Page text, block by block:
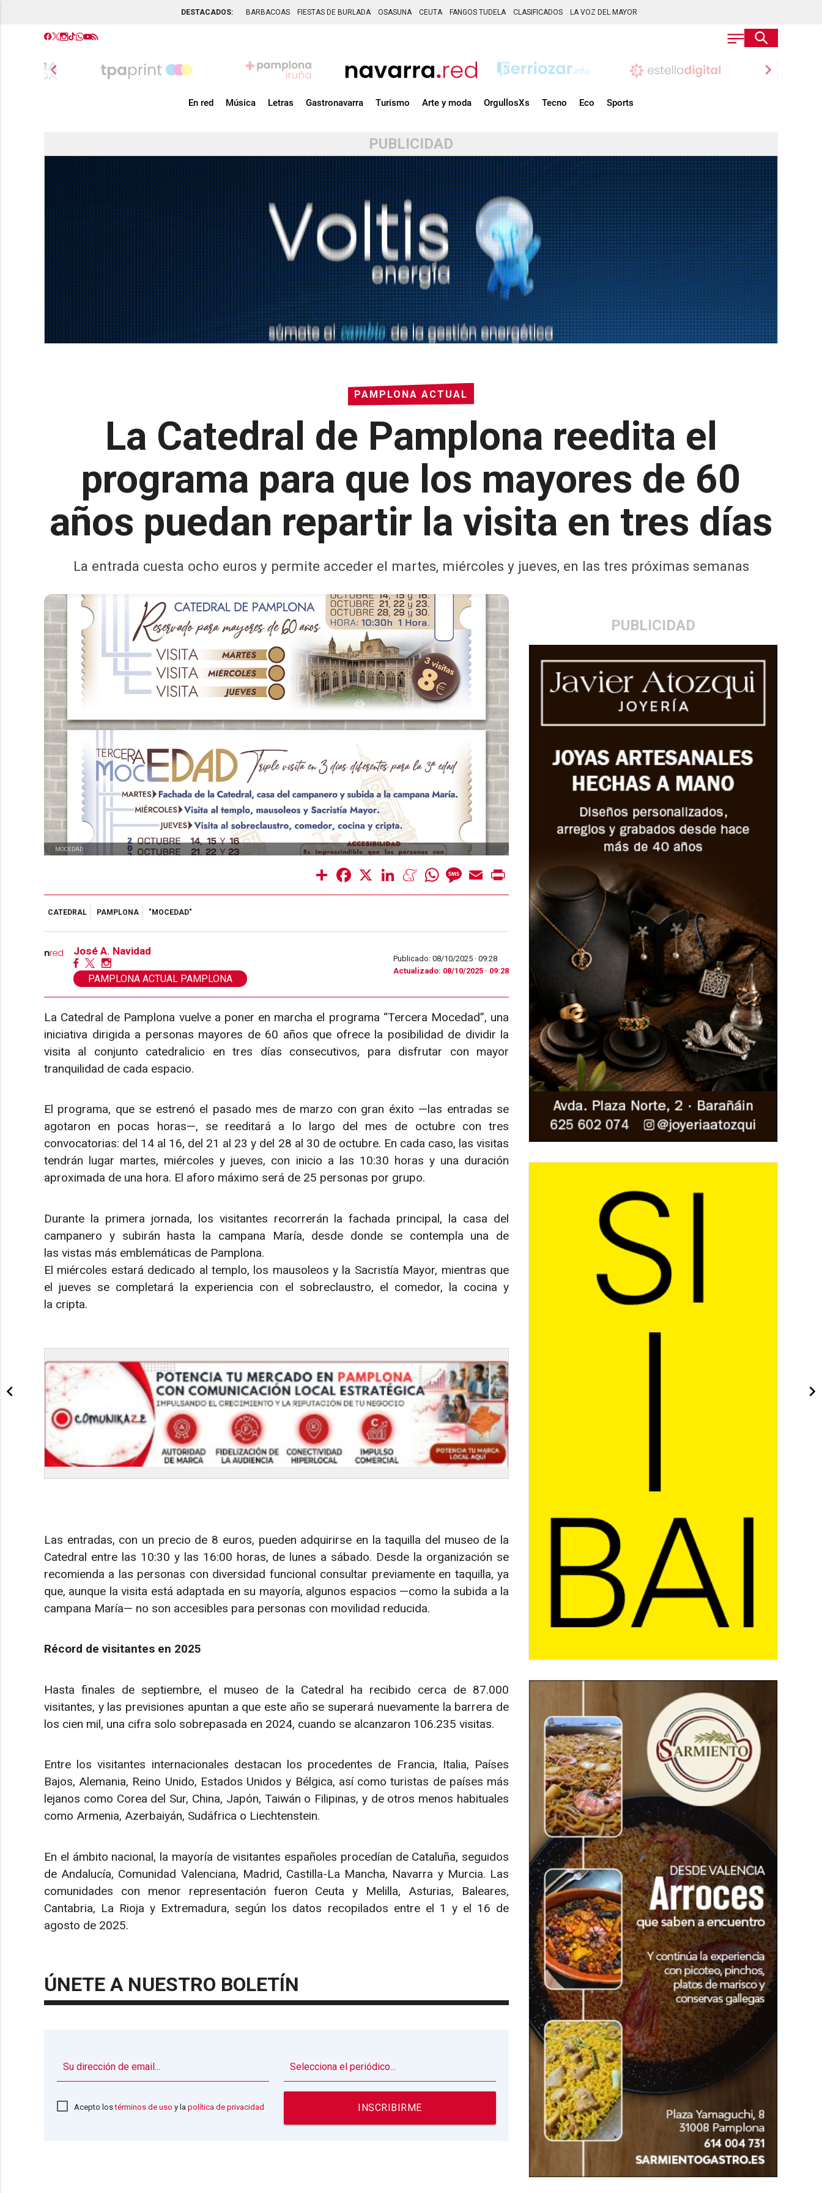
DESTACADOS: BARBACOAS FIESTAS DE BURLADA OSASUNA CEUTA FANGOS TUDELA CLASIFICADOS LA VOZ DEL MAYOR
chevron_left chevron_right
En red Música Letras Gastronavarra Turismo Arte y moda OrgullosXs Tecno Eco Sports
PUBLICIDAD
PAMPLONA ACTUAL
La Catedral de Pamplona reedita el
programa para que los mayores de 60
años puedan repartir la visita en tres días
La entrada cuesta ocho euros y permite acceder el martes, miércoles y jueves, en las tres próximas semanas
PUBLICIDAD
MOCEDAD
Share Facebook LinkedInMeneameWhatsAppMessage
Email
CATEDRAL PAMPLONA "MOCEDAD"
José A. Navidad
PAMPLONA ACTUAL PAMPLONA
Publicado: 08/10/2025 · 09:28
Actualizado: 08/10/2025 · 09:28
La Catedral de Pamplona vuelve a poner en marcha el programa “Tercera Mocedad”, una
iniciativa dirigida a personas mayores de 60 años que ofrece la posibilidad de dividir la
visita al conjunto catedralicio en tres días consecutivos, para disfrutar con mayor
tranquilidad de cada espacio.
El programa, que se estrenó el pasado mes de marzo con gran éxito —las entradas se
agotaron en pocas horas—, se reeditará a lo largo del mes de octubre con tres
convocatorias: del 14 al 16, del 21 al 23 y del 28 al 30 de octubre. En cada caso, las visitas
tendrán lugar martes, miércoles y jueves, con inicio a las 10:30 horas y una duración
aproximada de una hora. El aforo máximo será de 25 personas por grupo.
Durante la primera jornada, los visitantes recorrerán la fachada principal, la casa del
campanero y subirán hasta la campana María, desde donde se contempla una de
las vistas más emblemáticas de Pamplona.
El miércoles estará dedicado al templo, los mausoleos y la Sacristía Mayor, mientras que
el jueves se completará la experiencia con el sobreclaustro, el comedor, la cocina y
la cripta.
Las entradas, con un precio de 8 euros, pueden adquirirse en la taquilla del museo de la
Catedral entre las 10:30 y las 16:00 horas, de lunes a sábado. Desde la organización se
recomienda a las personas con diversidad funcional consultar previamente en taquilla, ya
que, aunque la visita está adaptada en su mayoría, algunos espacios —como la subida a la
campana María— no son accesibles para personas con movilidad reducida.
Récord de visitantes en 2025
Hasta finales de septiembre, el museo de la Catedral ha recibido cerca de 87.000
visitantes, y las previsiones apuntan a que este año se superará nuevamente la barrera de
los cien mil, una cifra solo sobrepasada en 2024, cuando se alcanzaron 106.235 visitas.
Entre los visitantes internacionales destacan los procedentes de Francia, Italia, Países
Bajos, Alemania, Reino Unido, Estados Unidos y Bélgica, así como turistas de países más
lejanos como Corea del Sur, China, Japón, Taiwán o Filipinas, y de otros menos habituales
como Armenia, Azerbaiyán, Sudáfrica o Liechtenstein.
En el ámbito nacional, la mayoría de visitantes españoles procedían de Cataluña, seguidos
de Andalucía, Comunidad Valenciana, Madrid, Castilla-La Mancha, Navarra y Murcia. Las
comunidades con menor representación fueron Ceuta y Melilla, Asturias, Baleares,
Cantabria, La Rioja y Extremadura, según los datos recopilados entre el 1 y el 16 de
agosto de 2025.
ÚNETE A NUESTRO BOLETÍN
Acepto lostérminos de uso y la política de privacidad INSCRIBIRME